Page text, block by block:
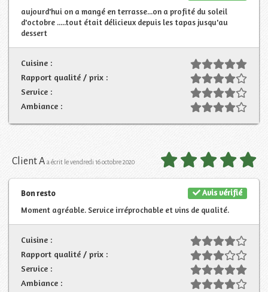
aujourd'hui on a mangé en terrasse...on a profité du soleil
d'octobre .....tout était délicieux depuis les tapas jusqu'au
dessert
Cuisine :
Rapport qualité / prix :
Service :
Ambiance :
Client A a écrit le vendredi 16 octobre 2020
Avis vérifié
Bon resto
Moment agréable. Service irréprochable et vins de qualité.
Cuisine :
Rapport qualité / prix :
Service :
Ambiance :